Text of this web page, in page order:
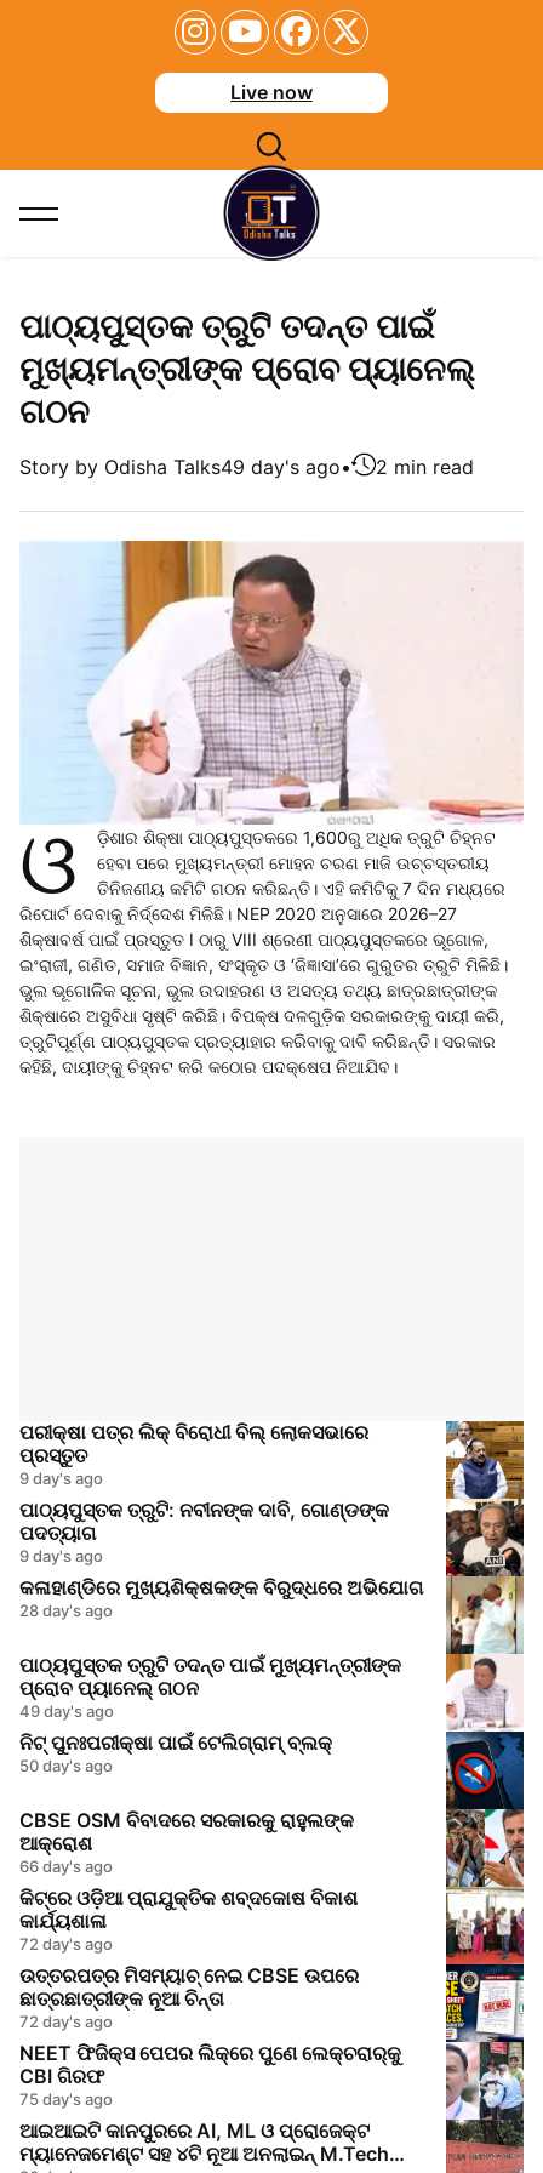
Live now
ପାଠ୍ୟପୁସ୍ତକ ତ୍ରୁଟି ତଦନ୍ତ ପାଇଁ
ମୁଖ୍ୟମନ୍ତ୍ରୀଙ୍କ ପ୍ରୋବ ପ୍ୟାନେଲ୍
ଗଠନ
Story by Odisha Talks49 day's ago• 2 min read
ଓ
ଡ଼ିଶାର ଶିକ୍ଷା ପାଠ୍ୟପୁସ୍ତକରେ 1,600ରୁ ଅଧିକ ତ୍ରୁଟି ଚିହ୍ନଟ
ହେବା ପରେ ମୁଖ୍ୟମନ୍ତ୍ରୀ ମୋହନ ଚରଣ ମାଜି ଉଚ୍ଚସ୍ତରୀୟ
ତିନିଜଣୀୟ କମିଟି ଗଠନ କରିଛନ୍ତି। ଏହି କମିଟିକୁ 7 ଦିନ ମଧ୍ୟରେ
ରିପୋର୍ଟ ଦେବାକୁ ନିର୍ଦ୍ଦେଶ ମିଳିଛି। NEP 2020 ଅନୁସାରେ 2026–27
ଶିକ୍ଷାବର୍ଷ ପାଇଁ ପ୍ରସ୍ତୁତ I ଠାରୁ VIII ଶ୍ରେଣୀ ପାଠ୍ୟପୁସ୍ତକରେ ଭୂଗୋଳ,
ଇଂରାଜୀ, ଗଣିତ, ସମାଜ ବିଜ୍ଞାନ, ସଂସ୍କୃତ ଓ ‘ଜିଜ୍ଞାସା’ରେ ଗୁରୁତର ତ୍ରୁଟି ମିଳିଛି।
ଭୁଲ ଭୂଗୋଳିକ ସୂଚନା, ଭୁଲ ଉଦାହରଣ ଓ ଅସତ୍ୟ ତଥ୍ୟ ଛାତ୍ରଛାତ୍ରୀଙ୍କ
ଶିକ୍ଷାରେ ଅସୁବିଧା ସୃଷ୍ଟି କରିଛି। ବିପକ୍ଷ ଦଳଗୁଡ଼ିକ ସରକାରଙ୍କୁ ଦାୟୀ କରି,
ତ୍ରୁଟିପୂର୍ଣ୍ଣ ପାଠ୍ୟପୁସ୍ତକ ପ୍ରତ୍ୟାହାର କରିବାକୁ ଦାବି କରିଛନ୍ତି। ସରକାର
କହିଛି, ଦାୟୀଙ୍କୁ ଚିହ୍ନଟ କରି କଠୋର ପଦକ୍ଷେପ ନିଆଯିବ।
ପରୀକ୍ଷା ପତ୍ର ଲିକ୍ ବିରୋଧୀ ବିଲ୍ ଲୋକସଭାରେ
ପ୍ରସ୍ତୁତ
9 day's ago
ପାଠ୍ୟପୁସ୍ତକ ତ୍ରୁଟି: ନବୀନଙ୍କ ଦାବି, ଗୋଣ୍ଡଙ୍କ
ପଦତ୍ୟାଗ
9 day's ago
କଳାହାଣ୍ଡିରେ ମୁଖ୍ୟଶିକ୍ଷକଙ୍କ ବିରୁଦ୍ଧରେ ଅଭିଯୋଗ
28 day's ago
ପାଠ୍ୟପୁସ୍ତକ ତ୍ରୁଟି ତଦନ୍ତ ପାଇଁ ମୁଖ୍ୟମନ୍ତ୍ରୀଙ୍କ
ପ୍ରୋବ ପ୍ୟାନେଲ୍ ଗଠନ
49 day's ago
ନିଟ୍ ପୁନଃପରୀକ୍ଷା ପାଇଁ ଟେଲିଗ୍ରାମ୍ ବ୍ଲକ୍
50 day's ago
CBSE OSM ବିବାଦରେ ସରକାରକୁ ରାହୁଲଙ୍କ
ଆକ୍ରୋଶ
66 day's ago
କିଟ୍‌ରେ ଓଡ଼ିଆ ପ୍ରାଯୁକ୍ତିକ ଶବ୍ଦକୋଷ ବିକାଶ
କାର୍ଯ୍ୟଶାଳା
72 day's ago
ଉତ୍ତରପତ୍ର ମିସମ୍ୟାଚ୍‌ ନେଇ CBSE ଉପରେ
ଛାତ୍ରଛାତ୍ରୀଙ୍କ ନୂଆ ଚିନ୍ତା
72 day's ago
NEET ଫିଜିକ୍ସ ପେପର ଲିକ୍‌ରେ ପୁଣେ ଲେକ୍ଚରାର୍‌କୁ
CBI ଗିରଫ
75 day's ago
ଆଇଆଇଟି କାନପୁରରେ AI, ML ଓ ପ୍ରୋଜେକ୍ଟ
ମ୍ୟାନେଜମେଣ୍ଟ ସହ ୪ଟି ନୂଆ ଅନଲାଇନ୍ M.Tech